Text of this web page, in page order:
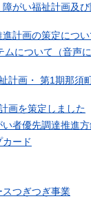
がい福祉計画及
計画の策定につい
ムについて（音声
計画・ 第1期那須
画を策定しました
者優先調達推進
ード
つぎつぎ事業